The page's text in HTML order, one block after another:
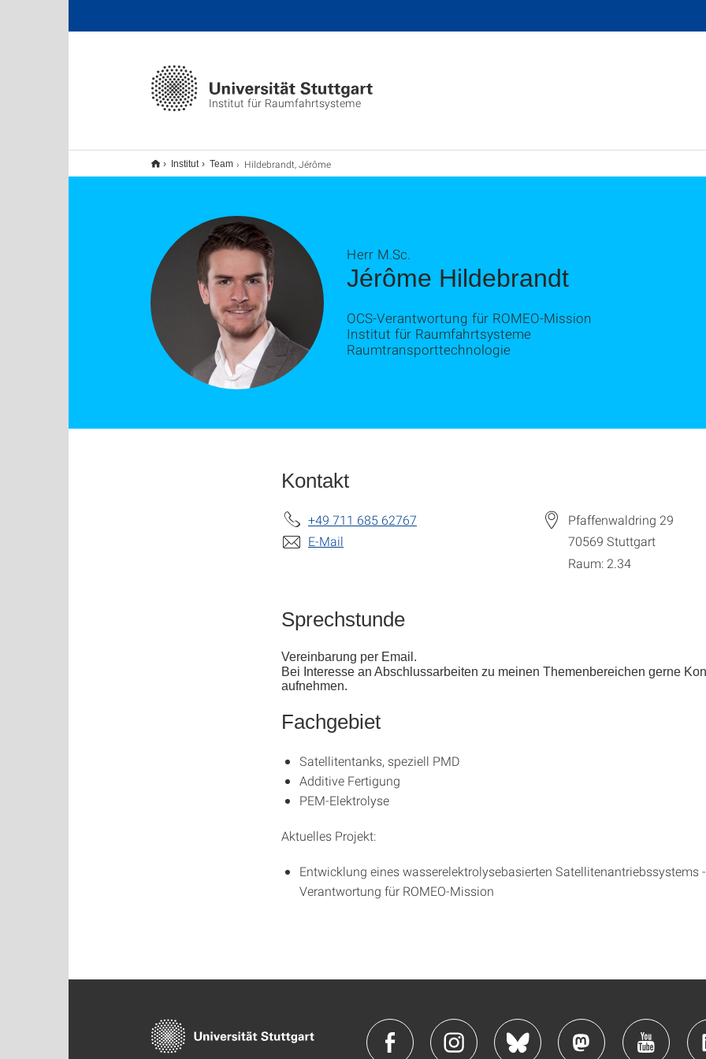
Institut für Raumfahrtsysteme
Institut Team Hildebrandt, Jérôme
Jérôme Hildebrandt
Herr M.Sc.
OCS-Verantwortung für ROMEO-Mission
Institut für Raumfahrtsysteme
Raumtransporttechnologie
Kontakt
+49 711 685 62767
E-Mail
Pfaffenwaldring 29
70569 Stuttgart
Raum: 2.34
Sprechstunde
Vereinbarung per Email.
Bei Interesse an Abschlussarbeiten zu meinen Themenbereichen gerne
aufnehmen.
Fachgebiet
Satellitentanks, speziell PMD
Additive Fertigung
PEM-Elektrolyse
Aktuelles Projekt:
Entwicklung eines wasserelektrolysebasierten Satellitenantriebssystems
Verantwortung für ROMEO-Mission